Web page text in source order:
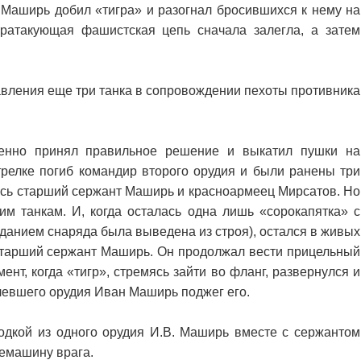
добил «тигра» и разогнал бросившихся к нему на
фашистская цепь сначала залегла, а затем
еще три танка в сопровождении пехоты противника
принял правильное решение и выкатил пушки на
погиб командир второго орудия и были ранены три
старший сержант Маширь и красноармеец Мирсатов. Но
танкам. И, когда осталась одна лишь «сорокапятка» с
снаряда была выведена из строя), остался в живых
сержант Маширь. Он продолжал вести прицельный
когда «тигр», стремясь зайти во фланг, развернулся и
орудия Иван Маширь поджег его.
из одного орудия И.В. Маширь вместе с сержантом
врага.